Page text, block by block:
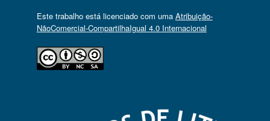
Este trabalho está licenciado com uma Atribuição-
NãoComercial-CompartilhaIgual 4.0 Internacional